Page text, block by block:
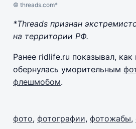
© threads.com*
*Threads признан
на территории РФ.
Ранее ridlife.ru показывал, как
обернулась уморительным
флешмобом.
фото, фотографии, фотожабы,